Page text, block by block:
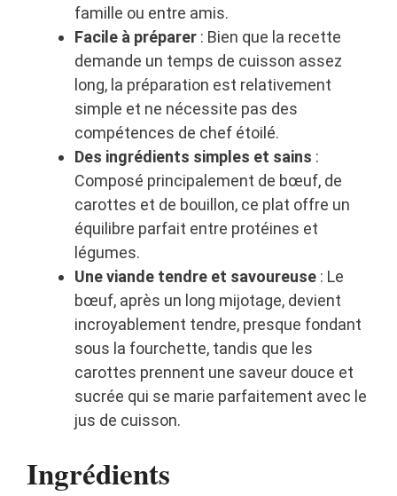
famille ou entre amis.
Facile à préparer : Bien que la recette
demande un temps de cuisson assez
long, la préparation est relativement
simple et ne nécessite pas des
compétences de chef étoilé.
Des ingrédients simples et sains :
Composé principalement de bœuf, de
carottes et de bouillon, ce plat offre un
équilibre parfait entre protéines et
légumes.
Une viande tendre et savoureuse : Le
bœuf, après un long mijotage, devient
incroyablement tendre, presque fondant
sous la fourchette, tandis que les
carottes prennent une saveur douce et
sucrée qui se marie parfaitement avec le
jus de cuisson.
Ingrédients